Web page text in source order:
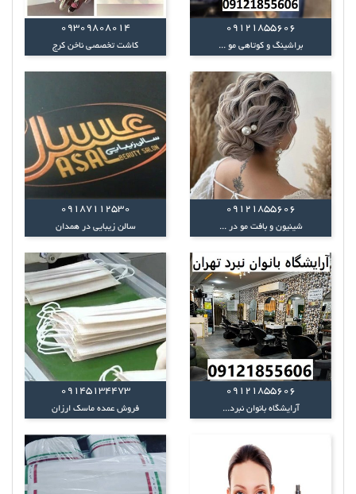
09121855606
براشینگ و کوتاهی مو ...
09309808014
کاشت تخصصی ناخن کرج
09121855606
شینیون و بافت مو در ...
09187112530
سالن زیبایی در همدان
09121855606
آرایشگاه بانوان نبرد...
۰۹۱۴۵۱۳۴۴۷۳
فروش عمده ماسک ارزان